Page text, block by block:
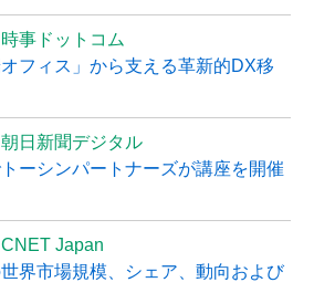
時事ドットコム
フィス」から支える革新的DX移
朝日新聞デジタル
ーシンパートナーズが講座を開催
CNET Japan
界市場規模、シェア、動向および